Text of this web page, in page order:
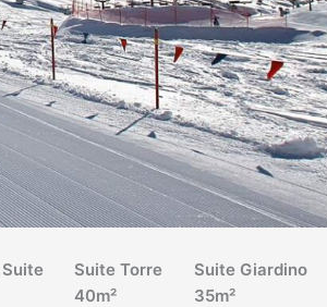
Suite Torre
40m²
Suite Giardino
35m²